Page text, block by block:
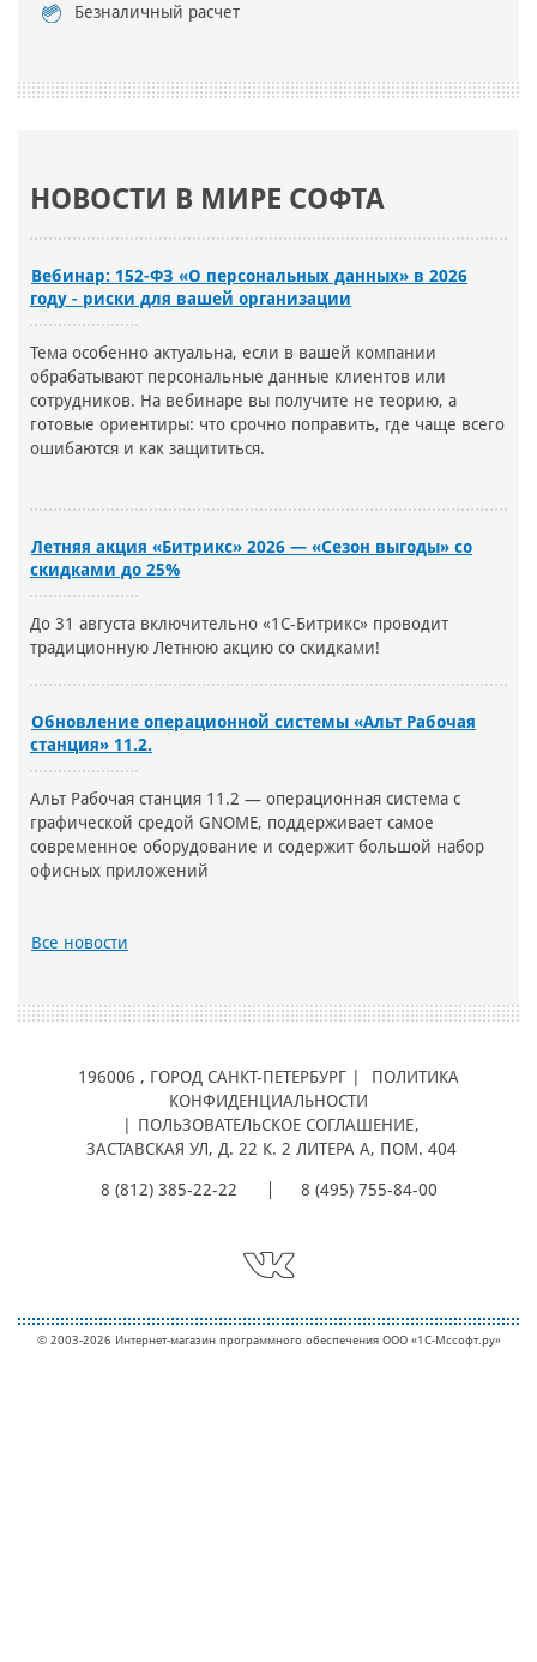
Безналичный расчет
НОВОСТИ В МИРЕ СОФТА
Вебинар: 152-ФЗ «О персональных данных» в 2026
году - риски для вашей организации
Тема особенно актуальна, если в вашей компании
обрабатывают персональные данные клиентов или
сотрудников. На вебинаре вы получите не теорию, а
готовые ориентиры: что срочно поправить, где чаще всего
ошибаются и как защититься.
Летняя акция «Битрикс» 2026 — «Сезон выгоды» со
скидками до 25%
До 31 августа включительно «1С-Битрикс» проводит
традиционную Летнюю акцию со скидками!
Обновление операционной системы «Альт Рабочая
станция» 11.2.
Альт Рабочая станция 11.2 — операционная система с
графической средой GNOME, поддерживает самое
современное оборудование и содержит большой набор
офисных приложений
Все новости
196006 , ГОРОД САНКТ-ПЕТЕРБУРГ |
ПОЛИТИКА
КОНФИДЕНЦИАЛЬНОСТИ
ПОЛЬЗОВАТЕЛЬСКОЕ СОГЛАШЕНИЕ,
ЗАСТАВСКАЯ УЛ, Д. 22 К. 2 ЛИТЕРА А, ПОМ. 404
8 (812) 385-22-22 8 (495) 755-84-00
© 2003-2026 Интернет-магазин программного обеспечения ООО «1С-Мcсофт.ру»